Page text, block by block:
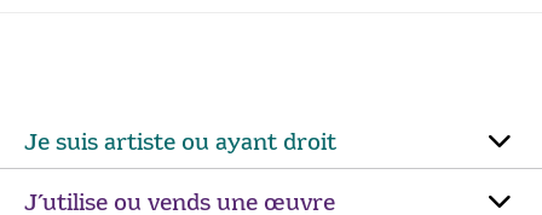
Je suis artiste ou ayant droit
J’utilise ou vends une œuvre